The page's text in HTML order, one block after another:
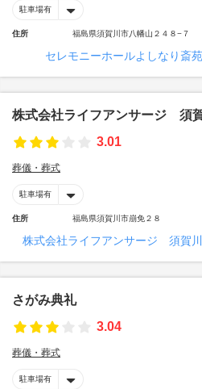
駐車場有
住所 福島県須賀川市八幡山２４８−７
セレモニーホールよしなり斎
株式会社ライフアンサージ 須
3.01
葬儀・葬式
駐車場有
住所 福島県須賀川市崩免２８
株式会社ライフアンサージ 須賀
さがみ典礼
3.04
葬儀・葬式
駐車場有